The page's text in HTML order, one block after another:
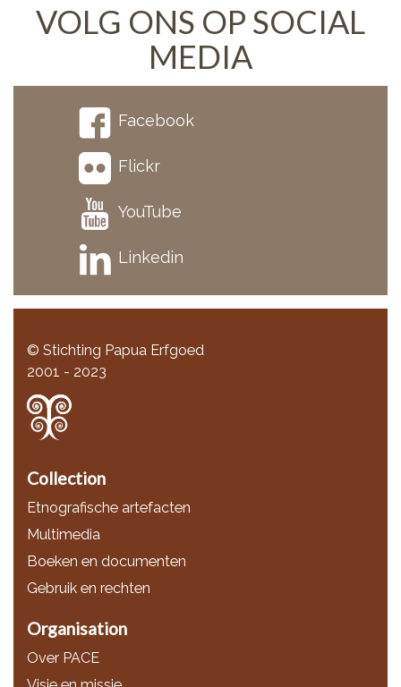
VOLG ONS OP SOCIAL
MEDIA
Facebook
Flickr
YouTube
Linkedin
© Stichting Papua Erfgoed
2001 - 2023
Collection
Etnografische artefacten
Multimedia
Boeken en documenten
Gebruik en rechten
Organisation
Over PACE